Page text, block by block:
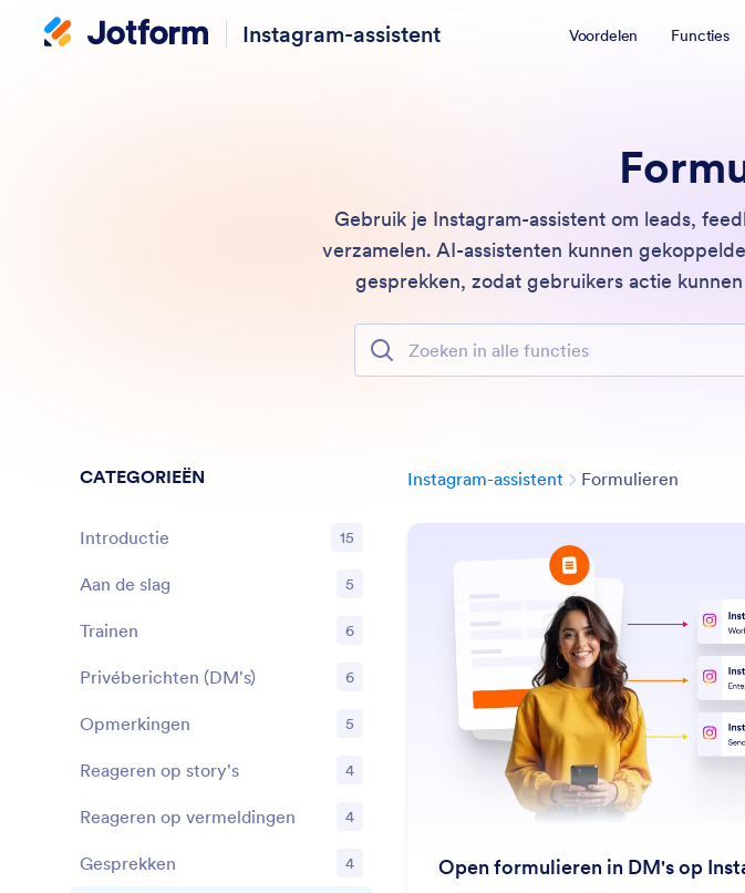
Instagram-assistent Voordelen Functies
Gebruik je Instagram-assistent om leads,
verzamelen. AI-assistenten kunnen
gesprekken, zodat gebruikers actie
Zoeken in alle functies
Instagram-assistent Formulieren
Lees meer:
Open formulieren in DM's op
CATEGORIEËN
Introductie 15
Functies
Aan de slag 5
Functies
Trainen 6
Functies
Privéberichten (DM's) 6
Functies
Opmerkingen 5
Functies
Reageren op story's 4
Functies
Reageren op vermeldingen 4
Functies
Gesprekken 4